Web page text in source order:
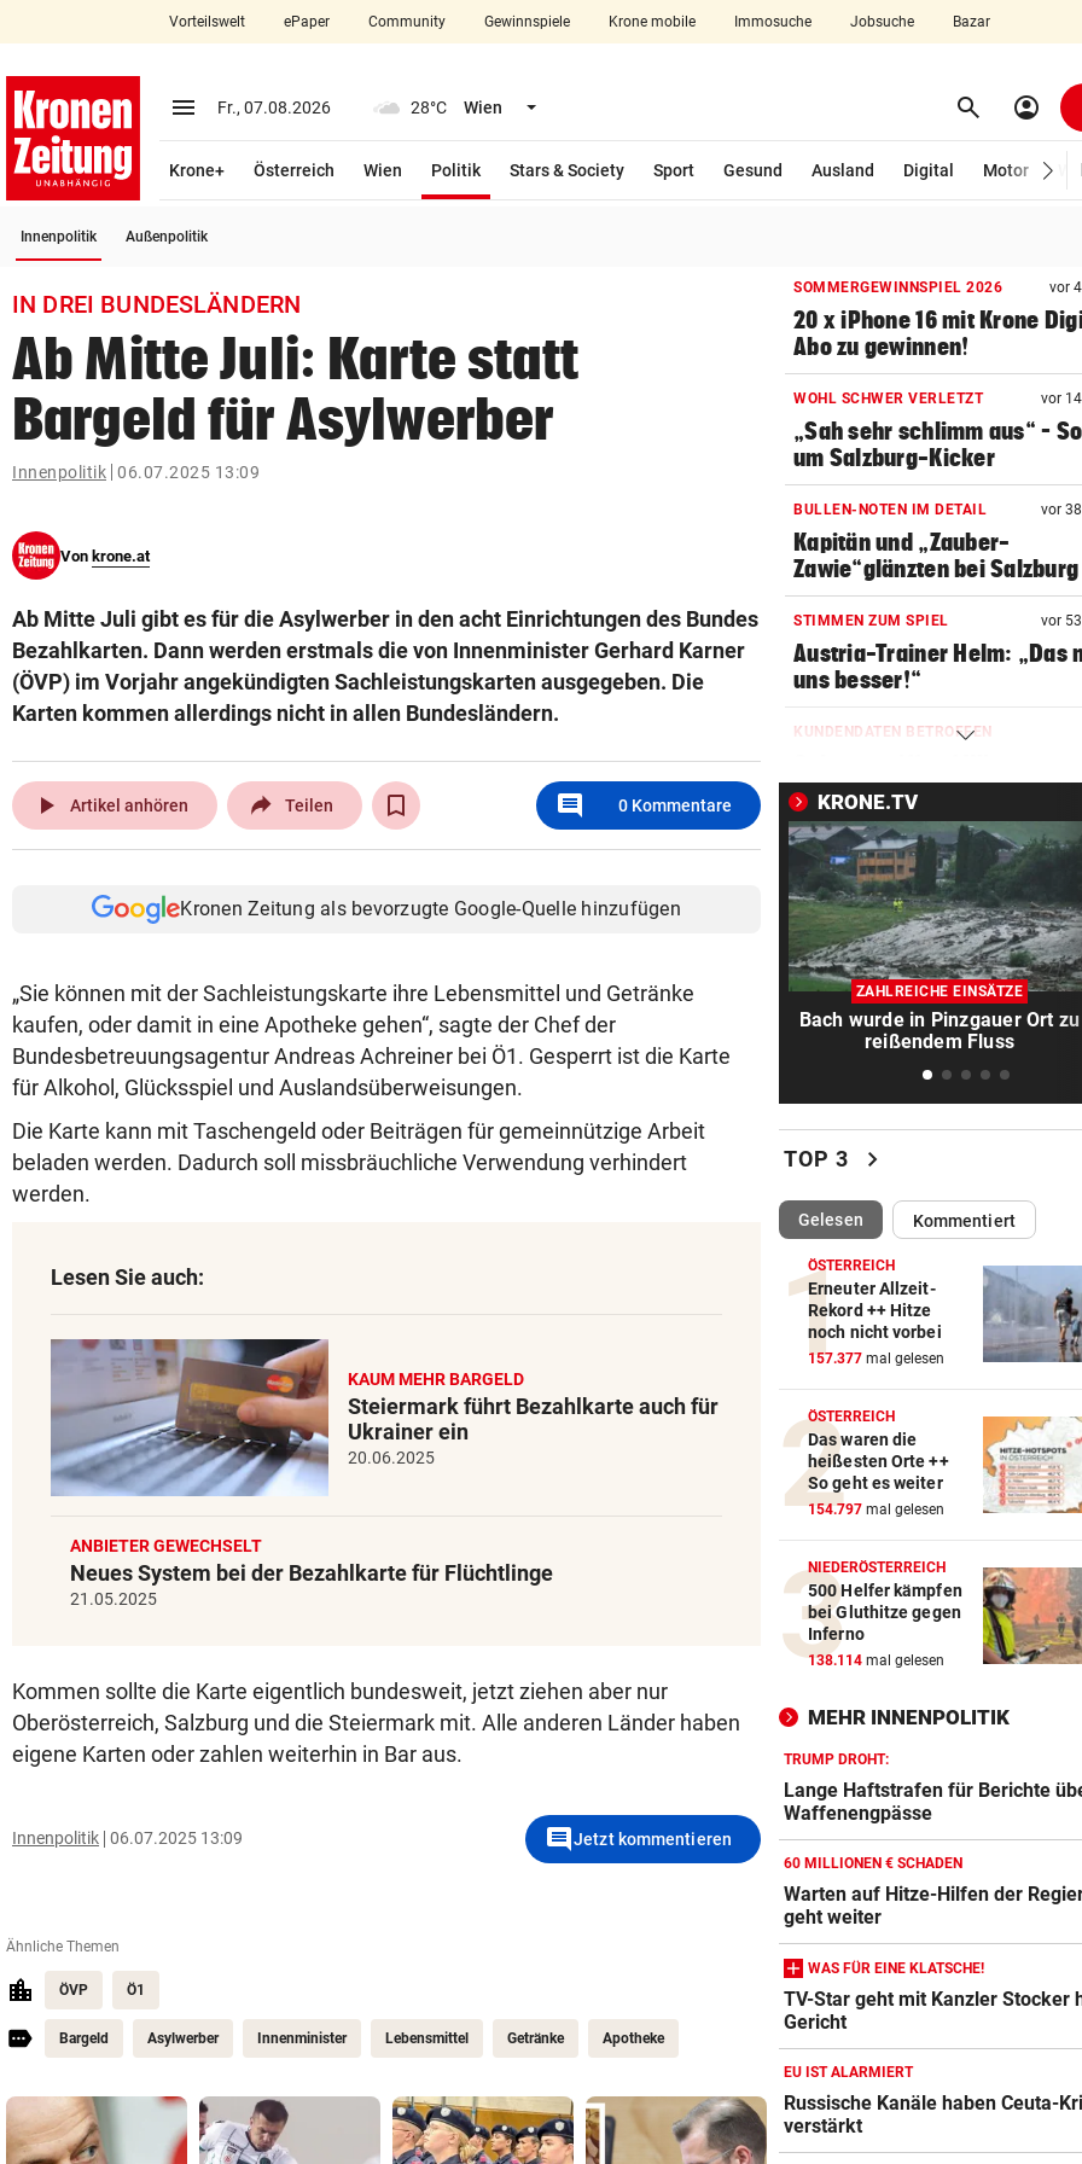
closeSchließen
account_circle Anmelden
arrow_right
pin_drop
Wien
bookmark
search
Suchbegriff
eingeben
© Krone Multimedia GmbH & Co KG 2026
Vorteilswelt ePaper Community Gewinnspiele Krone mobile Immosuche Jobsuche Bazar
menu Menü aufklappen
Fr., 07.08.2026 28°C Wien Menü aufklappen search Suchen
account_circle
Krone+ Österreich Wien Politik
Stars & Society
Sport Gesund Ausland Digital Motor
Innenpolitik Außenpolitik
IN DREI BUNDESLÄNDERN
Ab Mitte Juli: Karte statt
Bargeld für Asylwerber
Innenpolitik 06.07.2025 13:09
Von krone.at
Ab Mitte Juli gibt es für die Asylwerber in den acht Einrichtungen des Bundes
Bezahlkarten. Dann werden erstmals die von Innenminister Gerhard Karner
(ÖVP) im Vorjahr angekündigten Sachleistungskarten ausgegeben. Die
Karten kommen allerdings nicht in allen Bundesländern.
play_arrow Artikel anhören Teilen comment 0 Kommentare
Kronen Zeitung als bevorzugte Google-Quelle hinzufügen
„Sie können mit der Sachleistungskarte ihre Lebensmittel und Getränke
kaufen, oder damit in eine Apotheke gehen“, sagte der Chef der
Bundesbetreuungsagentur Andreas Achreiner bei Ö1. Gesperrt ist die Karte
für Alkohol, Glücksspiel und Auslandsüberweisungen.
Die Karte kann mit Taschengeld oder Beiträgen für gemeinnützige Arbeit
beladen werden. Dadurch soll missbräuchliche Verwendung verhindert
werden.
Lesen Sie auch:
KAUM MEHR BARGELD
Steiermark führt Bezahlkarte auch für
Ukrainer ein
20.06.2025
ANBIETER GEWECHSELT
Neues System bei der Bezahlkarte für Flüchtlinge
21.05.2025
Kommen sollte die Karte eigentlich bundesweit, jetzt ziehen aber nur
Oberösterreich, Salzburg und die Steiermark mit. Alle anderen Länder haben
eigene Karten oder zahlen weiterhin in Bar aus.
Innenpolitik 06.07.2025 13:09 commentJetzt kommentieren
Ähnliche Themen
ÖVP Ö1
Bargeld Asylwerber Innenminister Lebensmittel Getränke Apotheke
SOMMERGEWINNSPIEL 2026 vor
20 x iPhone 16 mit Krone
Abo zu gewinnen!
WOHL SCHWER VERLETZT vor
„Sah sehr schlimm aus“ –
um Salzburg-Kicker
BULLEN-NOTEN IM DETAIL vor
Kapitän und „Zauber-
Zawie“glänzten bei Salzburg
STIMMEN ZUM SPIEL vor
Austria-Trainer Helm: „Das
uns besser!“
KUNDENDATEN BETROFFEN
Schmuckhändler Frey Wille
EUROPA-LEAGUE-QUALI
Joker Tabakovic führt
Last-Minute-Sieg
PALÄSTINENSER GETÖTET
Erste Anklage gegen Israeli
Gaza-Krieg
Sportboss Katzer: „Fahren
superhappy nach Hause“
Skurrilitäten in der Red Bull
häufen sich
WASSERSPRINGEN
Knoll bei EM Achter vom
Lotfi auf Rang 12!
F1-Boss verrät: Es wird mehr
Sprintrennen geben
FREISPRÜCHE REGEN AUF
Katzentöter-Anwalt: „Nie
Hass begegnet“
TRUMP DROHT:
Lange Haftstrafen für
Sieg! Austria stößt die Tür
Play-off weit auf
MITTEN IN HITZEWELLE
Irre! Salzburg – Pafos wegen
Sintflut unterbrochen
Reusser vor Ventoux-Etappe
weiter im Gelben Trikot
KEIN ARSENAL-WECHSEL
Vinicius Jr. verlängert bei
Madrid bis 2032
KRONE.TV
ZAHLREICHE EINSÄTZE
Bach wurde in Pinzgauer Ort zu
reißendem Fluss
TOP 3 chevron_right
Gelesen(ausgewählt)Kommentiert
ÖSTERREICH
Erneuter Allzeit-
Rekord ++ Hitze
noch nicht vorbei
157.377 mal gelesen
ÖSTERREICH
Das waren die
heißesten Orte ++
So geht es weiter
154.797 mal gelesen
NIEDERÖSTERREICH
500 Helfer kämpfen
bei Gluthitze gegen
Inferno
138.114 mal gelesen
MEHR INNENPOLITIK
TRUMP DROHT:
Lange Haftstrafen für Berichte
Waffenengpässe
60 MILLIONEN € SCHADEN
Warten auf Hitze-Hilfen der
geht weiter
WAS FÜR EINE KLATSCHE!
TV-Star geht mit Kanzler Stocker
Gericht
EU IST ALARMIERT
Russische Kanäle haben Ceuta-
verstärkt